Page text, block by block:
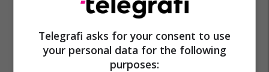
Telegrafi asks for your consent to use
your personal data for the following
purposes: